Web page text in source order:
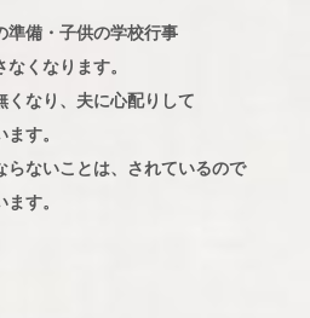
準備・子供の学校行事
くなります。
くなり、夫に心配りして
す。
らないことは、されているので
す。